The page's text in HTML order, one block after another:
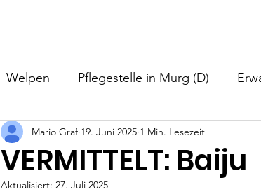
Welpen Pflegestelle in Murg (D)
VERMITTELT: Baiju
Mario Graf 19. Juni 2025 1 Min. Lesezeit
Aktualisiert: 27. Juli 2025